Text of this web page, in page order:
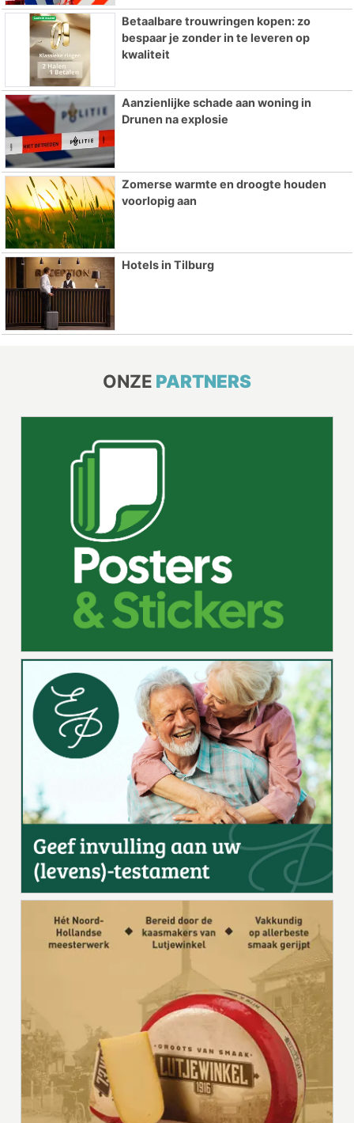
Betaalbare trouwringen kopen: zo
bespaar je zonder in te leveren op
kwaliteit
Aanzienlijke schade aan woning in
Drunen na explosie
Zomerse warmte en droogte houden
voorlopig aan
Hotels in Tilburg
ONZE PARTNERS